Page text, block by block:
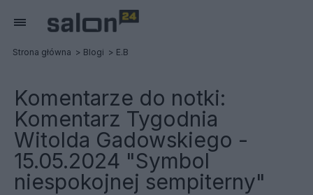
Strona główna Blogi E.B
Komentarze do notki:
Komentarz Tygodnia
Witolda Gadowskiego -
15.05.2024 "Symbol
niespokojnej sempiterny"